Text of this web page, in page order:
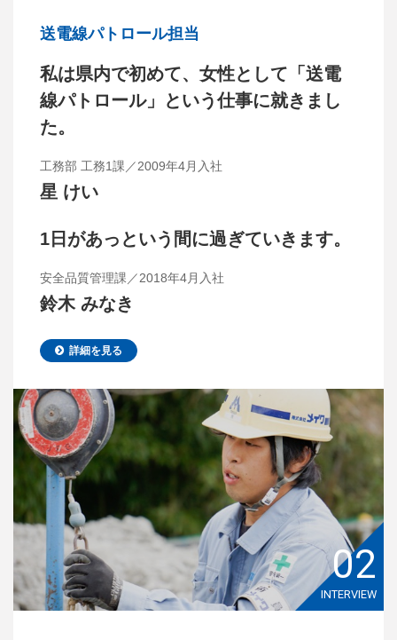
送電線パトロール担当
私は県内で初めて、女性として「送電
線パトロール」という仕事に就きまし
た。
工務部 工務1課／2009年4月入社
星 けい
1日があっという間に過ぎていきます。
安全品質管理課／2018年4月入社
鈴木 みなき
詳細を見る
02
INTERVIEW